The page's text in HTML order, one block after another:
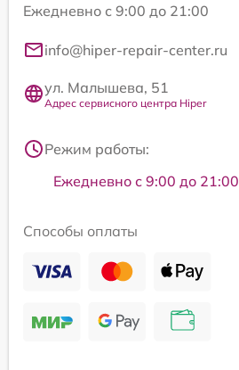
Ежедневно с 9:00 до 21:00
info@hiper-repair-center.ru
ул. Малышева, 51
Адрес сервисного центра Hiper
Режим работы:
Ежедневно с 9:00 до 21:00
Способы оплаты